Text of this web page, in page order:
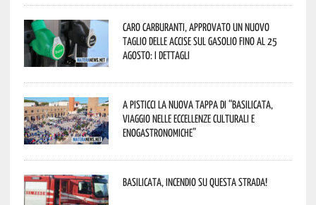
Caro carburanti, approvato un nuovo
taglio delle accise sul gasolio fino al 25
agosto: i dettagli
A Pisticci la nuova tappa di “Basilicata,
viaggio nelle eccellenze culturali e
enogastronomiche”
Basilicata, incendio su questa strada!